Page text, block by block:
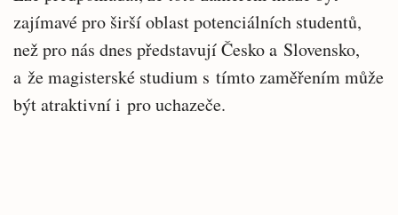
zajímavé pro širší oblast potenciálních studentů,
než pro nás dnes představují Česko a Slovensko,
a že magisterské studium s tímto zaměřením může
být atraktivní i pro uchazeče.